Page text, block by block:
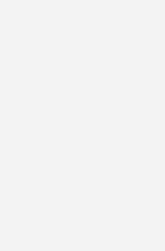
-organisation (Eggerer
und der
Säule im
dar. Als eine
lässt es sich
al. 2015).
zeigen, dass
Teil (ca. 4 %) der Fälle
jedoch ein Drittel